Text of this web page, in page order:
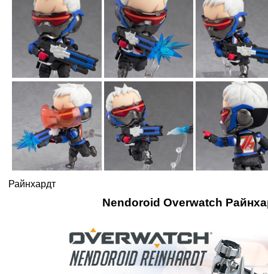
Райнхардт
Nendoroid Overwatch